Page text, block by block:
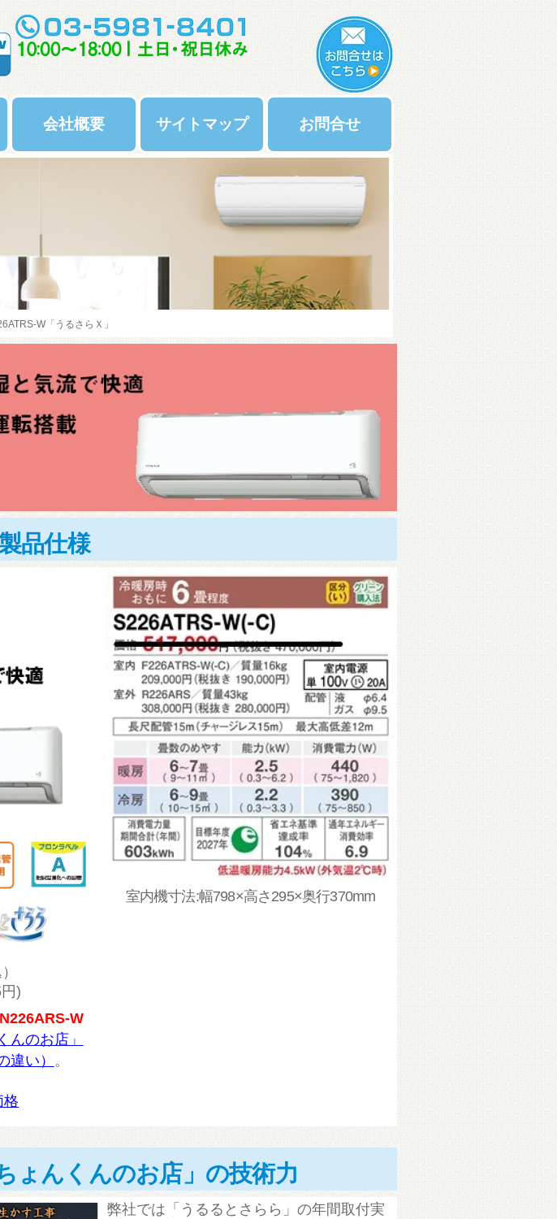
会社概要 サイトマップ お問合せ
W 「うるさらＸ」
品仕様
)
W
んのお店」
違い）
。
格
室内機寸法:幅798×高さ295×奥行370mm
ょんくんのお店」の技術力
弊社では「うるるとさらら」の年間取付実